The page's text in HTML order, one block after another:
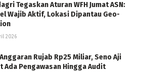
Tegaskan Aturan WFH Jumat ASN:
Wajib Aktif, Lokasi Dipantau Geo-
2026
Rujab Rp25 Miliar, Seno Aji
Ada Pengawasan Hingga Audit